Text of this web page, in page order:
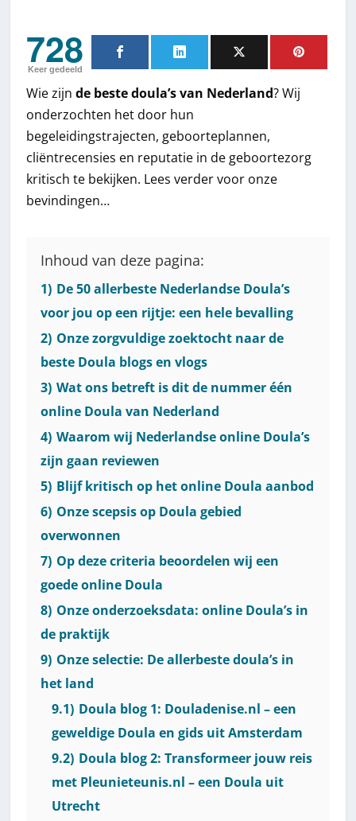
728
Keer gedeeld
Wie zijnde beste doula’s van Nederland? Wij
onderzochten het door hun
begeleidingstrajecten, geboorteplannen,
cliëntrecensies en reputatie in de geboortezorg
kritisch te bekijken. Lees verder voor onze
bevindingen…
Inhoud van deze pagina:
1) De 50 allerbeste Nederlandse Doula’s
voor jou op een rijtje: een hele bevalling
2) Onze zorgvuldige zoektocht naar de
beste Doula blogs en vlogs
3) Wat ons betreft is dit de nummer één
online Doula van Nederland
4) Waarom wij Nederlandse online Doula’s
zijn gaan reviewen
5) Blijf kritisch op het online Doula aanbod
6) Onze scepsis op Doula gebied
overwonnen
7) Op deze criteria beoordelen wij een
goede online Doula
8) Onze onderzoeksdata: online Doula’s in
de praktijk
9) Onze selectie: De allerbeste doula’s in
het land
9.1) Doula blog 1: Douladenise.nl – een
geweldige Doula en gids uit Amsterdam
9.2) Doula blog 2: Transformeer jouw reis
met Pleunieteunis.nl – een Doula uit
Utrecht